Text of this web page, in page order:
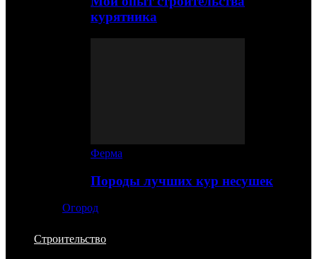
курятника
Ферма
Породы лучших кур несушек
Огород
Строительство